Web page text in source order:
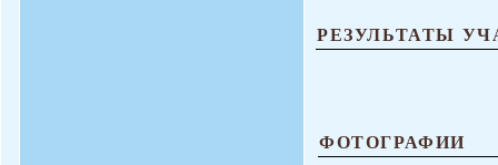
РЕЗУЛЬТАТЫ
ФОТОГРАФИИ